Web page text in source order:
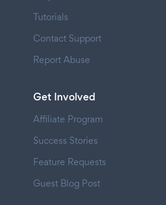
Tutorials
Contact Support
Report Abuse
Get Involved
Affiliate Program
Success Stories
Feature Requests
Guest Blog Post